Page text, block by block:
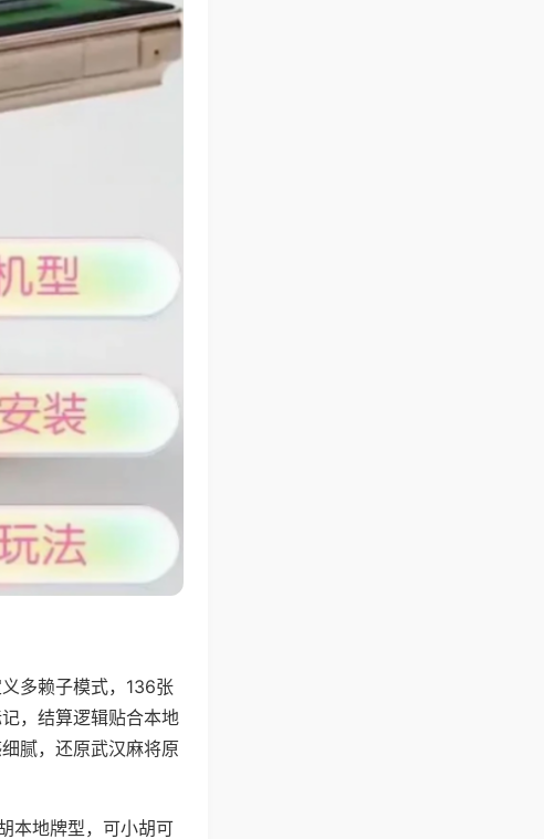
多赖子模式，136张
，结算逻辑贴合本地
腻，还原武汉麻将原
本地牌型，可小胡可